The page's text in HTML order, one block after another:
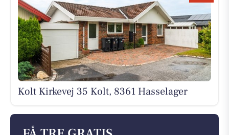
Kolt Kirkevej 35 Kolt, 8361 Hasselager